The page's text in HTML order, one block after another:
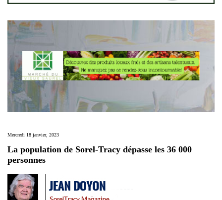
Mercredi 18 janvier, 2023
La population de Sorel-Tracy dépasse les 36 000
personnes